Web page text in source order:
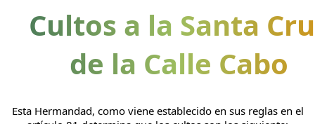
Cultos a la Santa
de la Calle Cabo
Esta Hermandad, como viene establecido en sus reglas en el